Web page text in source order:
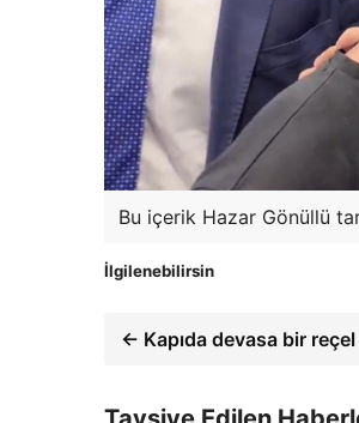
Bu içerik Hazar Gönüllü
İlgilenebilirsin
← Kapıda devasa bir